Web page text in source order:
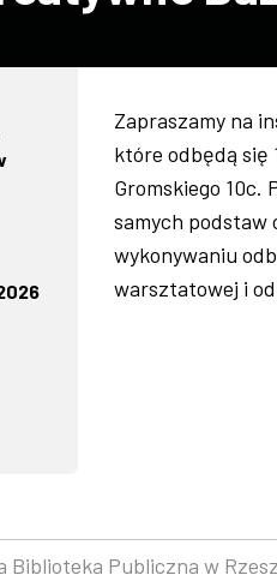
Zapraszamy na
które odbędą się
Gromskiego
samych podstaw
wykonywaniu
warsztatowej i
Biblioteka Publiczna w